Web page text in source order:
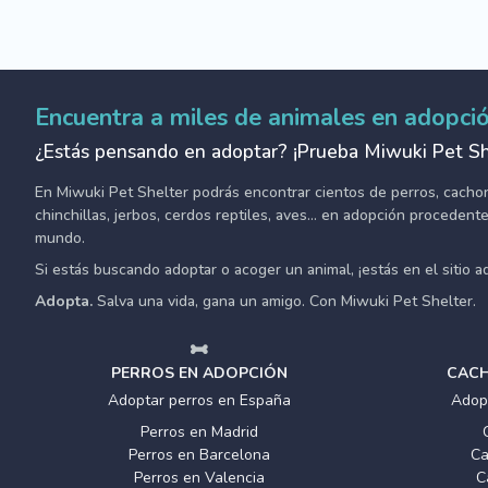
Encuentra a miles de animales en
¿Estás pensando en adoptar? ¡Prueba Miwuki Pet
En Miwuki Pet Shelter podrás encontrar cientos de perros,
chinchillas, jerbos, cerdos reptiles, aves... en adopción
mundo.
Si estás buscando adoptar o acoger un animal, ¡estás en el sitio
Adopta. Salva una vida, gana un amigo. Con Miwuki Pet Shelter.
PERROS EN ADOPCIÓN
Adoptar perros en España
Perros en Madrid
Perros en Barcelona
Perros en Valencia